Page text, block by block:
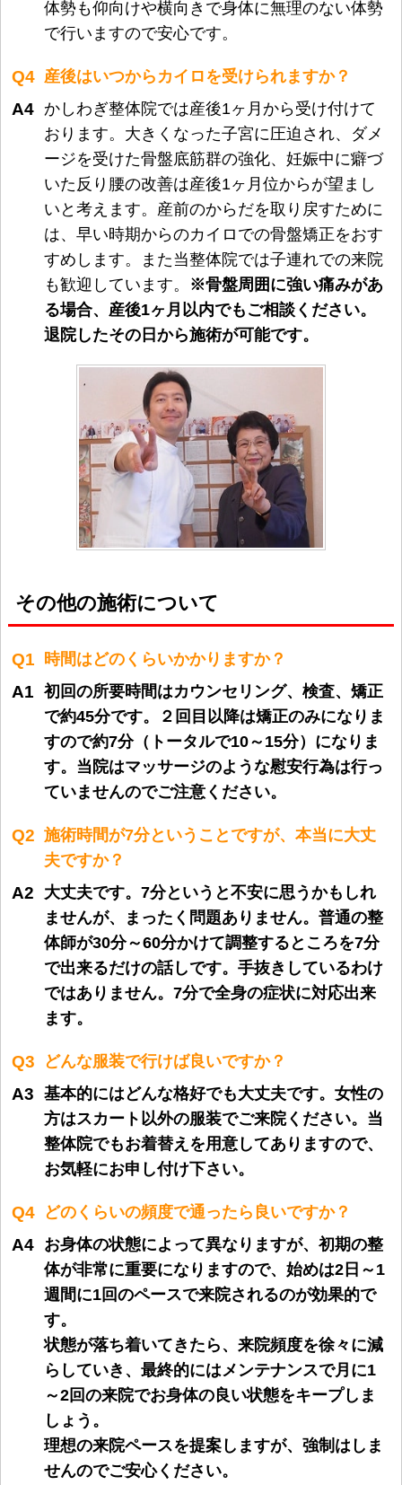
体勢も仰向けや横向きで身体に無理のない体勢
で行いますので安心です。
Q4 産後はいつからカイロを受けられますか？
A4 かしわぎ整体院では産後1ヶ月から受け付けて
おります。大きくなった子宮に圧迫され、ダメ
ージを受けた骨盤底筋群の強化、妊娠中に癖づ
いた反り腰の改善は産後1ヶ月位からが望まし
いと考えます。産前のからだを取り戻すために
は、早い時期からのカイロでの骨盤矯正をおす
すめします。また当整体院では子連れでの来院
も歓迎しています。
※骨盤周囲に強い痛みがあ
る場合、産後1ヶ月以内でもご相談ください。
退院したその日から施術が可能です。
その他の施術について
Q1 時間はどのくらいかかりますか？
A1 初回の所要時間はカウンセリング、検査、矯正
で約45分です。２回目以降は矯正のみになりま
すので約7分（トータルで10～15分）になりま
す。当院はマッサージのような慰安行為は行っ
ていませんのでご注意ください。
Q2 施術時間が7分ということですが、本当に大丈
夫ですか？
A2
大丈夫です。7分というと不安に思うかもしれ
ませんが、まったく問題ありません。普通の整
体師が30分～60分かけて調整するところを7分
で出来るだけの話しです。手抜きしているわけ
ではありません。7分で全身の症状に対応出来
ます。
Q3 どんな服装で行けば良いですか？
A3 基本的にはどんな格好でも大丈夫です。女性の
方はスカート以外の服装でご来院ください。当
整体院でもお着替えを用意してありますので、
お気軽にお申し付け下さい。
Q4 どのくらいの頻度で通ったら良いですか？
A4 お身体の状態によって異なりますが、初期の整
体が非常に重要になりますので、始めは2日～1
週間に1回のペースで来院されるのが効果的で
す。
状態が落ち着いてきたら、来院頻度を徐々に減
らしていき、最終的にはメンテナンスで月に1
～2回の来院でお身体の良い状態をキープしま
しょう。
理想の来院ペースを提案しますが、強制はしま
せんのでご安心ください。